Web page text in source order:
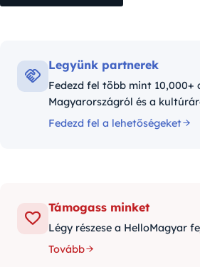
Legyünk partnerek
Fedezd fel több mint 10,000+
Magyarországról és a
Fedezd fel a lehetőségeket
Támogass minket
Légy részese a HelloMagyar
Tovább